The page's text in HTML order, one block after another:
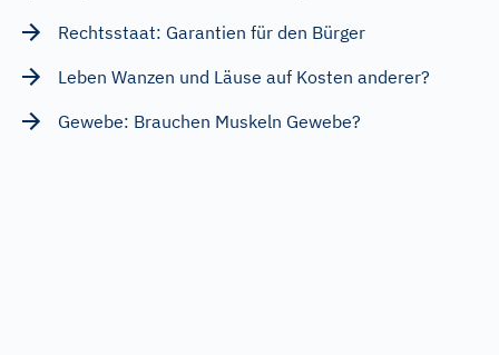
Rechtsstaat: Garantien für den Bürger
Leben Wanzen und Läuse auf Kosten anderer?
Gewebe: Brauchen Muskeln Gewebe?